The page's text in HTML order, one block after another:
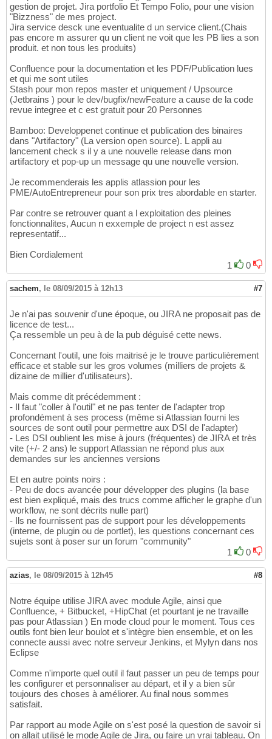
gestion de projet. Jira portfolio Et Tempo Folio, pour une vision
"Bizzness" de mes project.
Jira service desck une eventualite d un service client.(Chais
pas encore m assurer qu un client ne voit que les PB lies a son
produit. et non tous les produits)
Confluence pour la documentation et les PDF/Publication lues
et qui me sont utiles
Stash pour mon repos master et uniquement / Upsource
(Jetbrains ) pour le dev/bugfix/newFeature a cause de la code
revue integree et c est gratuit pour 20 Personnes
Bamboo: Developpenet continue et publication des binaires
dans "Artifactory" (La version open source). L appli au
lancement check s il y a une nouvelle release dans mon
artifactory et pop-up un message qu une nouvelle version.
Je recommenderais les applis atlassion pour les
PME/AutoEntrepreneur pour son prix tres abordable en starter.
Par contre se retrouver quant a l exploitation des pleines
fonctionnalites, Aucun n exxemple de project n est assez
representatif...
Bien Cordialement
1
0
sachem, le 08/09/2015 à 12h13 #7
Je n'ai pas souvenir d'une époque, ou JIRA ne proposait pas de
licence de test...
Ça ressemble un peu à de la pub déguisé cette news.
Concernant l'outil, une fois maitrisé je le trouve particulièrement
efficace et stable sur les gros volumes (milliers de projets &
dizaine de millier d'utilisateurs).
Mais comme dit précédemment :
- Il faut "coller à l'outil" et ne pas tenter de l'adapter trop
profondément à ses process (même si Atlassian fourni les
sources de sont outil pour permettre aux DSI de l'adapter)
- Les DSI oublient les mise à jours (fréquentes) de JIRA et très
vite (+/- 2 ans) le support Atlassian ne répond plus aux
demandes sur les anciennes versions
Et en autre points noirs :
- Peu de docs avancée pour développer des plugins (la base
est bien expliqué, mais des trucs comme afficher le graphe d'un
workflow, ne sont décrits nulle part)
- Ils ne fournissent pas de support pour les développements
(interne, de plugin ou de portlet), les questions concernant ces
sujets sont à poser sur un forum "community"
1
0
azias, le 08/09/2015 à 12h45 #8
Notre équipe utilise JIRA avec module Agile, ainsi que
Confluence, + Bitbucket, +HipChat (et pourtant je ne travaille
pas pour Atlassian ) En mode cloud pour le moment. Tous ces
outils font bien leur boulot et s'intègre bien ensemble, et on les
connecte aussi avec notre serveur Jenkins, et Mylyn dans nos
Eclipse
Comme n'importe quel outil il faut passer un peu de temps pour
les configurer et personnaliser au départ, et il y a bien sûr
toujours des choses à améliorer. Au final nous sommes
satisfait.
Par rapport au mode Agile on s'est posé la question de savoir si
on allait utilisé le mode Agile de Jira, ou faire un vrai tableau. On